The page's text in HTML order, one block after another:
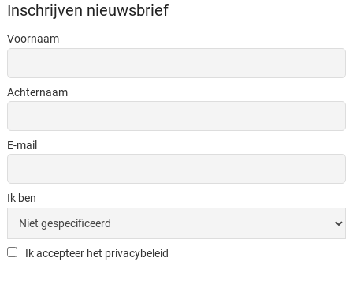
Inschrijven nieuwsbrief
Voornaam
Achternaam
E-mail
Ik ben
Ik accepteer het privacybeleid